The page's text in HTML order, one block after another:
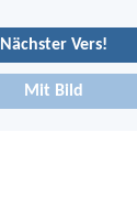
Nächster Vers!
Mit Bild